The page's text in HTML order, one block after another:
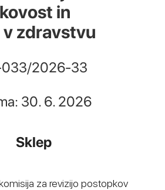
in
zdravstvu
033/2026-33
30. 6. 2026
Sklep
za revizijo postopkov